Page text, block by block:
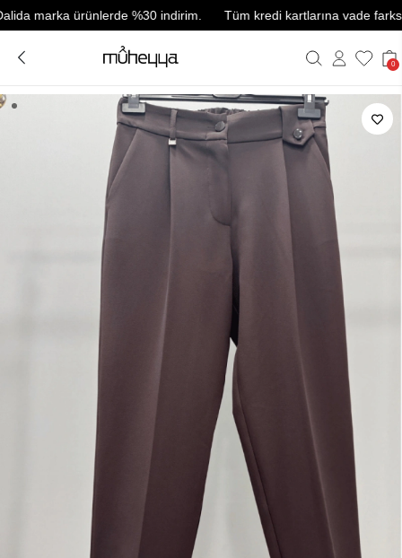
marka ürünlerde %30 indirim. Tüm kredi kartlarına vade farksız 3
0